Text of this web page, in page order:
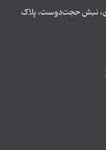
نبش حجت‌دوست، پلاک